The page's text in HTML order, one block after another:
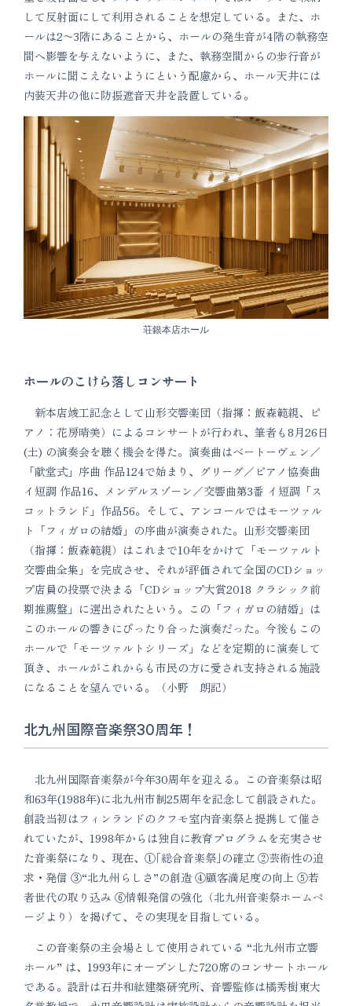
して反射面にして利用されることを想定している。また、ホ
ールは2〜3階にあることから、ホールの発生音が4階の執務空
間へ影響を与えないように、また、執務空間からの歩行音が
ホールに聞こえないようにという配慮から、ホール天井には
内装天井の他に防振遮音天井を設置している。
荘銀本店ホール
ホールのこけら落しコンサート
新本店竣工記念として山形交響楽団（指揮：飯森範親、ピ
アノ：花房晴美）によるコンサートが行われ、筆者も8月26日
(土) の演奏会を聴く機会を得た。演奏曲はベートーヴェン／
「献堂式」序曲 作品124で始まり、グリーグ／ピアノ協奏曲
イ短調 作品16、メンデルスゾーン／交響曲第3番 イ短調「ス
コットランド」作品56。そして、アンコールではモーツァル
ト「フィガロの結婚」の序曲が演奏された。山形交響楽団
（指揮：飯森範親）はこれまで10年をかけて「モーツァルト
交響曲全集」を完成させ、それが評価されて全国のCDショッ
プ店員の投票で決まる「CDショップ大賞2018 クラシック前
期推薦盤」に選出されたという。この「フィガロの結婚」は
このホールの響きにぴったり合った演奏だった。今後もこの
ホールで「モーツァルトシリーズ」などを定期的に演奏して
頂き、ホールがこれからも市民の方に愛され支持される施設
になることを望んでいる。（小野 朗記）
北九州国際音楽祭30周年！
北九州国際音楽祭が今年30周年を迎える。この音楽祭は昭
和63年(1988年)に北九州市制25周年を記念して創設された。
創設当初はフィンランドのクフモ室内音楽祭と提携して催さ
れていたが、1998年からは独自に教育プログラムを充実させ
た音楽祭になり、現在、①｢総合音楽祭｣の確立 ②芸術性の追
求・発信 ③“北九州らしさ”の創造 ④顧客満足度の向上 ⑤若
者世代の取り込み ⑥情報発信の強化（北九州音楽祭ホームペ
ージより）を掲げて、その実現を目指している。
この音楽祭の主会場として使用されている “北九州市立響
ホール” は、1993年にオープンした720席のコンサートホール
である。設計は石井和紘建築研究所、音響監修は橘秀樹東大